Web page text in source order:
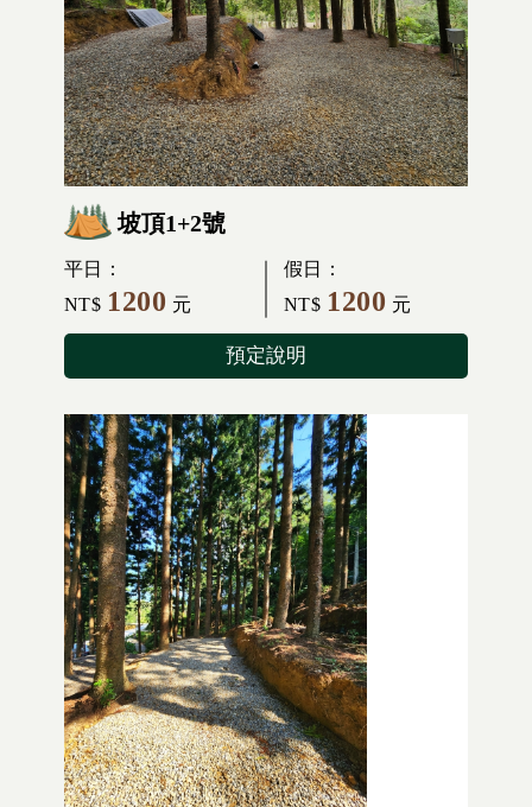
坡頂1+2號
平日：
NT$ 1200 元
假日：
NT$ 1200 元
預定說明